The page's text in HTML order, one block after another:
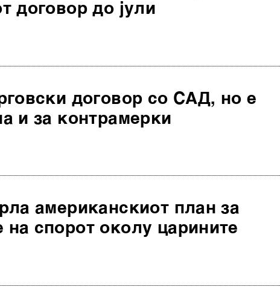
договор до јули
договор со САД, но е
и за контрамерки
американскиот план за
спорот околу царините